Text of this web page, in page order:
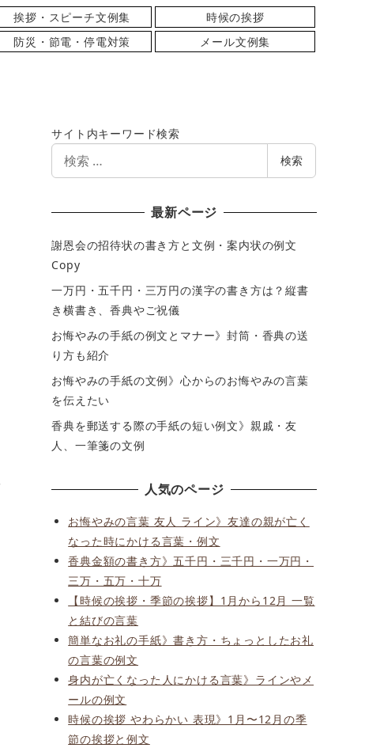
挨拶・スピーチ文例集
時候の挨拶
防災・節電・停電対策 メール文例集
サイト内キーワード検索
索
検索
最新ページ
謝恩会の招待状の書き方と文例・案内状の例文
Copy
一万円・五千円・三万円の漢字の書き方は？縦書
き横書き、香典やご祝儀
お悔やみの手紙の例文とマナー》封筒・香典の送
り方も紹介
お悔やみの手紙の文例》心からのお悔やみの言葉
を伝えたい
香典を郵送する際の手紙の短い例文》親戚・友
人、一筆箋の文例
人気のページ
お悔やみの言葉 友人 ライン》友達の親が亡く
なった時にかける言葉・例文
香典金額の書き方》五千円・三千円・一万円・
三万・五万・十万
【時候の挨拶・季節の挨拶】1月から12月 一覧
と結びの言葉
簡単なお礼の手紙》書き方・ちょっとしたお礼
の言葉の例文
身内が亡くなった人にかける言葉》ラインやメ
ールの例文
時候の挨拶 やわらかい 表現》1月〜12月の季
節の挨拶と例文